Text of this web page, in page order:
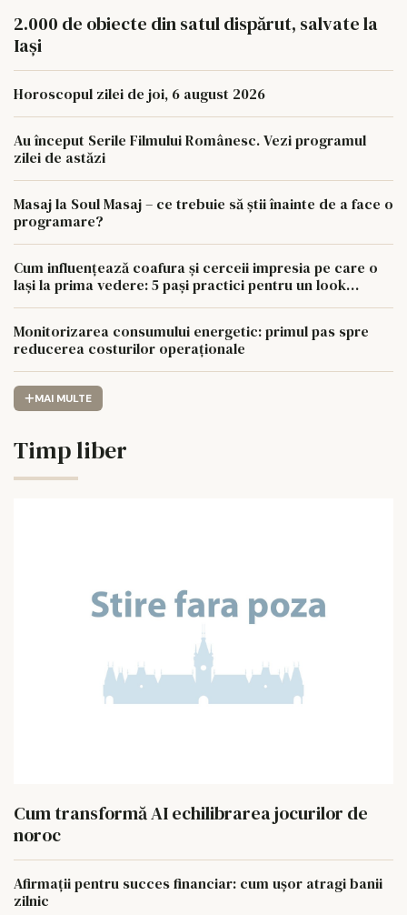
2.000 de obiecte din satul dispărut, salvate la
Iași
Horoscopul zilei de joi, 6 august 2026
Au început Serile Filmului Românesc. Vezi programul
zilei de astăzi
Masaj la Soul Masaj – ce trebuie să știi înainte de a face o
programare?
Cum influențează coafura și cerceii impresia pe care o
lași la prima vedere: 5 pași practici pentru un look
Monitorizarea consumului energetic: primul pas spre
reducerea costurilor operaționale
MAI MULTE
Timp liber
Cum transformă AI echilibrarea jocurilor de
noroc
Afirmații pentru succes financiar: cum ușor atragi banii
zilnic